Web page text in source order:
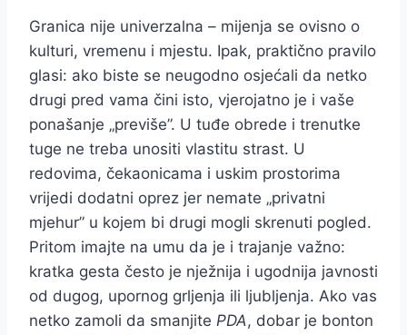
Granica nije univerzalna – mijenja se ovisno o
kulturi, vremenu i mjestu. Ipak, praktično pravilo
glasi: ako biste se neugodno osjećali da netko
drugi pred vama čini isto, vjerojatno je i vaše
ponašanje „previše”. U tuđe obrede i trenutke
tuge ne treba unositi vlastitu strast. U
redovima, čekaonicama i uskim prostorima
vrijedi dodatni oprez jer nemate „privatni
mjehur” u kojem bi drugi mogli skrenuti pogled.
Pritom imajte na umu da je i trajanje važno:
kratka gesta često je nježnija i ugodnija javnosti
od dugog, upornog grljenja ili ljubljenja. Ako vas
netko zamoli da smanjite PDA, dobar je bonton